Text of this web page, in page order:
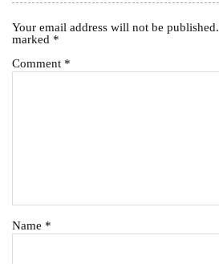
Your email address will not be published.
marked *
Comment *
Name *